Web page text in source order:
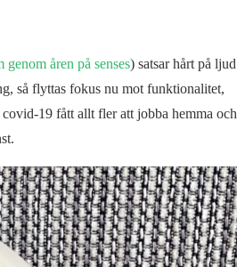
åren på senses) satsar hårt på ljud
så flyttas fokus nu mot funktionalitet,
19 fått allt fler att jobba hemma och